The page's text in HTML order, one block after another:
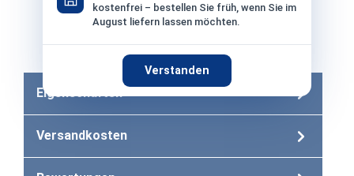
kostenfrei – bestellen Sie früh, wenn Sie im
August liefern lassen möchten.
Verstanden
Bezahlen mit
Eigenschaften
Versandkosten